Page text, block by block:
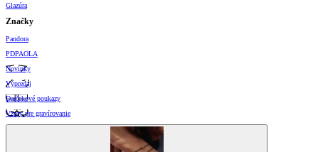
Glazúra
Značky
Pandora
PDPAOLA
Novinky
Výpredaj
Darčekové poukazy
Vzory pre gravírovanie